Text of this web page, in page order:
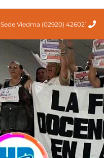
Sede Viedma (02920) 426021